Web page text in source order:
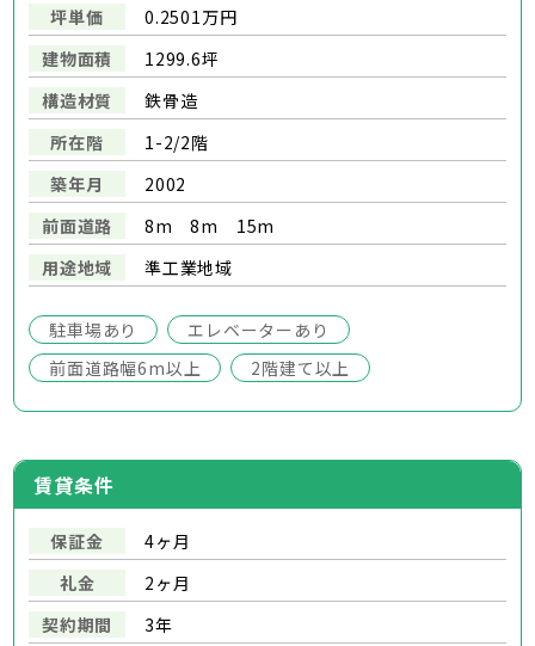
坪単価
0.2501万円
建物面積
1299.6坪
構造材質
鉄骨造
所在階
1-2/2階
築年月
2002
前面道路
8m 8m 15m
用途地域
準工業地域
駐車場あり
エレベーターあり
前面道路幅6m以上
2階建て以上
賃貸条件
保証金
4ヶ月
礼金
2ヶ月
契約期間
3年